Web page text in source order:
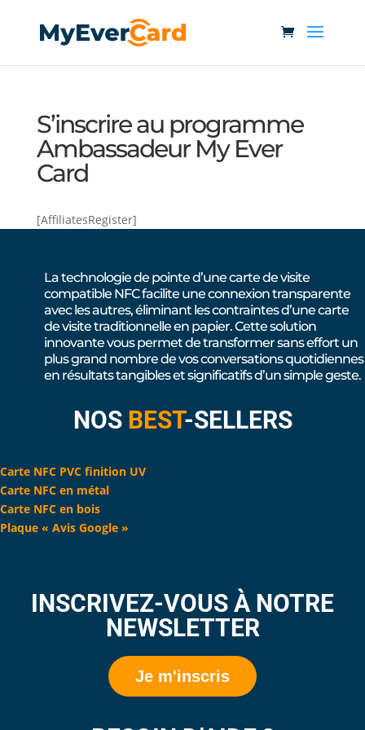
S’inscrire au programme
Ambassadeur My Ever
Card
[AffiliatesRegister]
La technologie de pointe d’une carte de visite
compatible NFC facilite une connexion transparente
avec les autres, éliminant les contraintes d’une carte
de visite traditionnelle en papier. Cette solution
innovante vous permet de transformer sans effort un
plus grand nombre de vos conversations quotidiennes
en résultats tangibles et significatifs d’un simple geste.
NOS BEST-SELLERS
Carte NFC PVC finition UV
Carte NFC en métal
Carte NFC en bois
Plaque « Avis Google »
INSCRIVEZ-VOUS À NOTRE
NEWSLETTER
Je m'inscris